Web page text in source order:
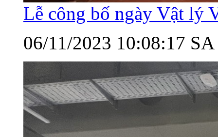
Lễ công bố ngày Vật lý
06/11/2023 10:08:17 SA